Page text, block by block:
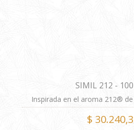
SIMIL 212 - 100
Inspirada en el aroma 212®
ALTA
$